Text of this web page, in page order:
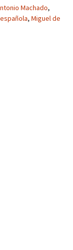
Machado,
, Miguel de